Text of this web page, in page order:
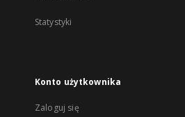
Statystyki
Konto użytkownika
Zaloguj się